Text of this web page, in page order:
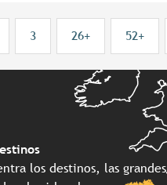
3 26+ 52+
los destinos, las grandes